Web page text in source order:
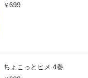
699
ちょこっとヒメ 4巻